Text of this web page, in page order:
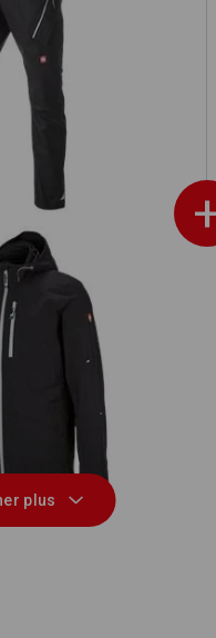
multiples
3 en 1 e.s.ambition
plus